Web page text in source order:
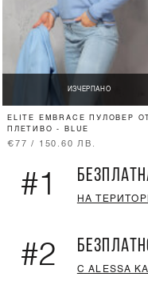
ИЗЧЕРПАНО
ELITE EMBRACE ПУЛОВЕР ОТ
ПЛЕТИВО - BLUE
€77 / 150.60 ЛВ.
#1 НА
#2 С ALESSA